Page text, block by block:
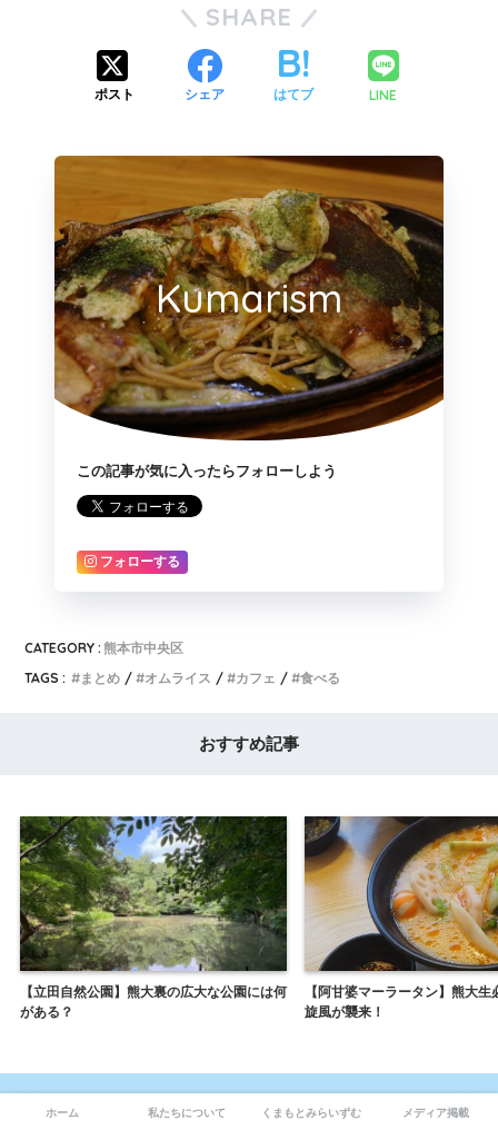
SHARE
ポスト シェア はてブ LINE
Kumarism
この記事が気に入ったらフォローしよう
フォローする
CATEGORY : 熊本市中央区
TAGS :
まとめ オムライス カフェ 食べる
おすすめ記事
【立田自然公園】熊大裏の広大な公園には何
がある？
【阿甘婆マーラータン】熊大生
旋風が襲来！
ホーム 私たちについて くまもとみらいずむ メディア掲載